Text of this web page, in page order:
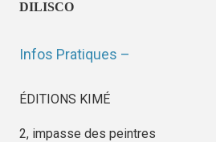
DILISCO
Infos Pratiques –
ÉDITIONS KIMÉ
2, impasse des peintres